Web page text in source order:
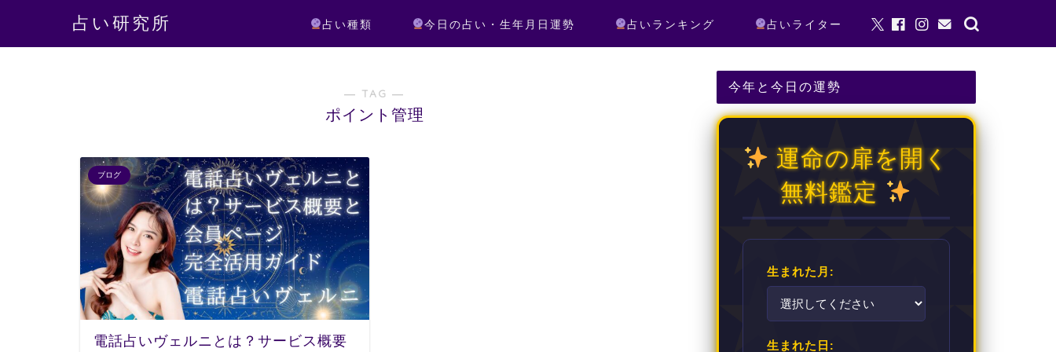
占い研究所 占い種類 今日の占い・生年月日運勢 占いランキング 占いライター
― TAG ―
ポイント管理
ブログ
電話占いヴェルニとは？サービス概要
今年と今日の運勢
運命の扉を開く
無料鑑定
生まれた月:
生まれた日: